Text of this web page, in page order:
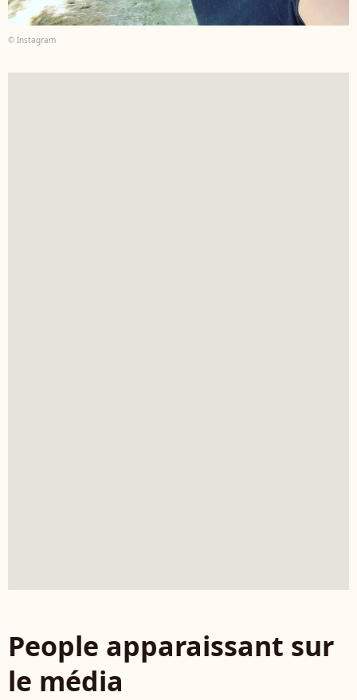
© Instagram
People apparaissant sur
le média